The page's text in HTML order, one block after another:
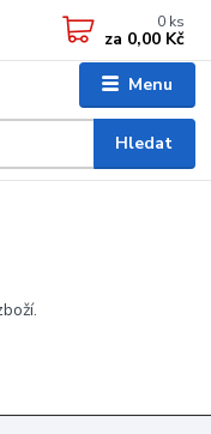
Menu
Hledat
0 ks
za 0,00 Kč